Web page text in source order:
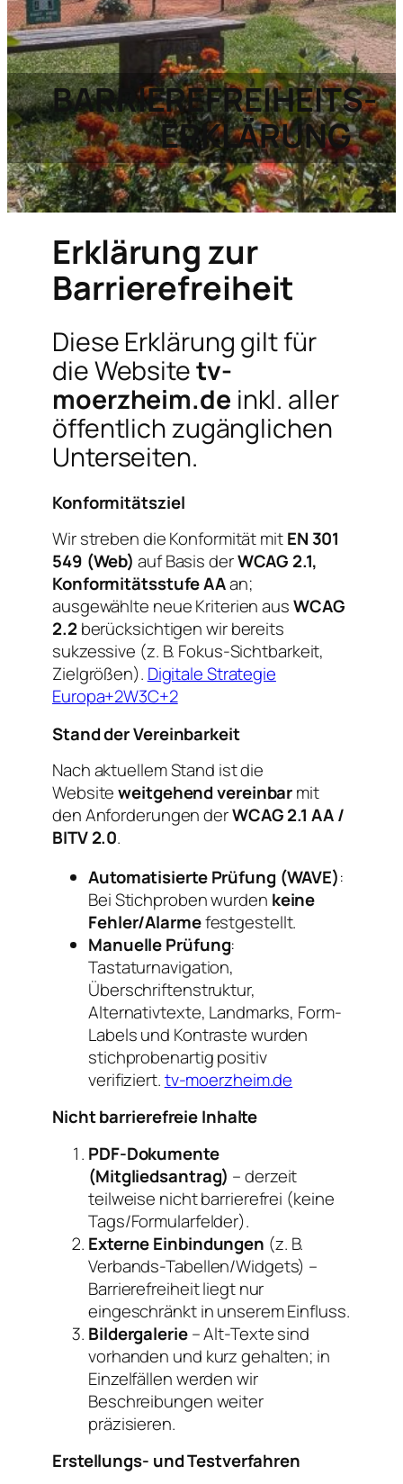
BARRIEREFREIHEITS-
ERKLÄRUNG
Erklärung zur
Barrierefreiheit
Diese Erklärung gilt für
die Websitetv-
moerzheim.de inkl. aller
öffentlich zugänglichen
Unterseiten.
Konformitätsziel
Wir streben die Konformität mitEN 301
549 (Web) auf Basis derWCAG 2.1,
Konformitätsstufe AAan;
ausgewählte neue Kriterien ausWCAG
2.2 berücksichtigen wir bereits
sukzessive (z. B. Fokus-Sichtbarkeit,
Zielgrößen). Digitale Strategie
Europa+2W3C+2
Stand der Vereinbarkeit
Nach aktuellem Stand ist die
Websiteweitgehend vereinbarmit
den Anforderungen derWCAG 2.1 AA /
BITV 2.0.
Automatisierte Prüfung (WAVE):
Bei Stichproben wurden keine
Fehler/Alarmefestgestellt.
Manuelle Prüfung:
Tastaturnavigation,
Überschriftenstruktur,
Alternativtexte, Landmarks, Form-
Labels und Kontraste wurden
stichprobenartig positiv
verifiziert.tv-moerzheim.de
Nicht barrierefreie Inhalte
PDF-Dokumente
(Mitgliedsantrag) – derzeit
teilweise nicht barrierefrei (keine
Tags/Formularfelder).
Externe Einbindungen (z. B.
Verbands-Tabellen/Widgets) –
Barrierefreiheit liegt nur
eingeschränkt in unserem Einfluss.
Bildergalerie– Alt-Texte sind
vorhanden und kurz gehalten; in
Einzelfällen werden wir
Beschreibungen weiter
präzisieren.
Erstellungs- und Testverfahren